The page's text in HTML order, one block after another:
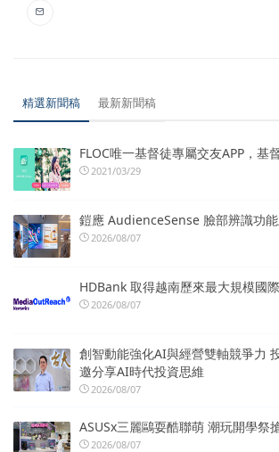
精選新聞稿 最新新聞稿
FLOC唯一基督徒專屬交友APP，基
2021/03/29
鎧應 AudienceSense 臉部辨識功
2026/08/07
HDBank 取得越南歷來最大規模國
2026/08/07
創智動能強化AI與經營雙軸競爭力
邀分享AI時代投資思維
2026/08/07
ASUSx三麗鷗耍酷聯萌 潮玩開學祭
2026/08/07